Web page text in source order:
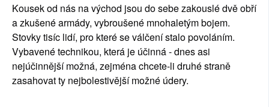
Kousek od nás na východ jsou do sebe zakouslé dvě obří
a zkušené armády, vybroušené mnohaletým bojem.
Stovky tisíc lidí, pro které se válčení stalo povoláním.
Vybavené technikou, která je účinná - dnes asi
nejúčinnější možná, zejména chcete-li druhé straně
zasahovat ty nejbolestivější možné údery.